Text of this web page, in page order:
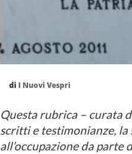
di I Nuovi Vespri
Questa rubrica – curata
scritti e testimonianze,
all’occupazione da parte